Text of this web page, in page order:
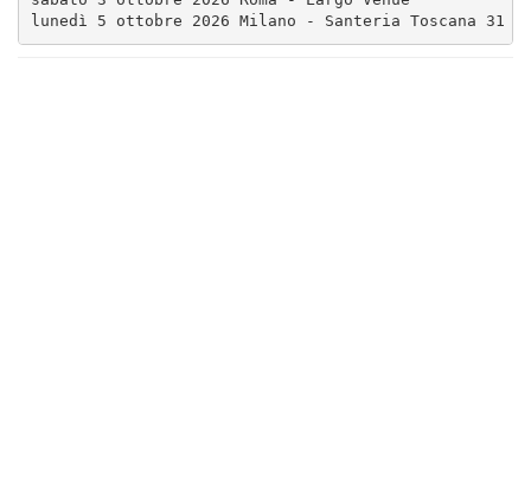
lunedì 5 ottobre 2026 Milano - Santeria Toscana 31